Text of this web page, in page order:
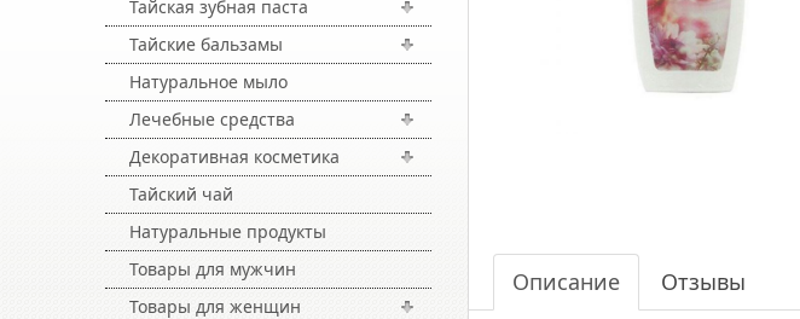
Тайская зубная паста
Тайские бальзамы
Натуральное мыло
Лечебные средства
Декоративная косметика
Тайский чай
Натуральные продукты
Товары для мужчин
Товары для женщин
Описание Отзывы